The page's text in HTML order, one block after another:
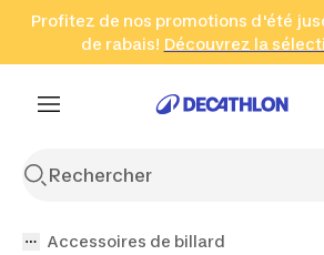
Aller à la recherche Aller au
Profitez de nos promotions d'été
de rabais! Découvrez la
Cliquez ici
en seulement 2 h!
(Zones sélectionnées)
Accessoires de billard